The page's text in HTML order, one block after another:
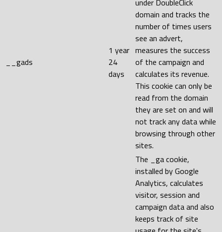
__gads
1 year
24
days
under DoubleClick
domain and tracks the
number of times users
see an advert,
measures the success
of the campaign and
calculates its revenue.
This cookie can only be
read from the domain
they are set on and will
not track any data while
browsing through other
sites.
The _ga cookie,
installed by Google
Analytics, calculates
visitor, session and
campaign data and also
keeps track of site